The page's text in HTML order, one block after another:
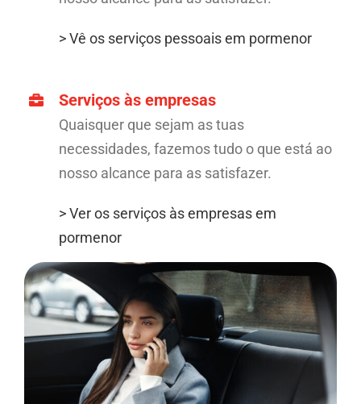
> Vê os serviços pessoais em pormenor
Serviços às empresas
Quaisquer que sejam as tuas
necessidades, fazemos tudo o que está ao
nosso alcance para as satisfazer.
> Ver os serviços às empresas em
pormenor